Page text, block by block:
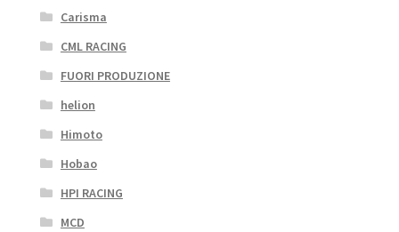
Carisma
CML RACING
FUORI PRODUZIONE
helion
Himoto
Hobao
HPI RACING
MCD